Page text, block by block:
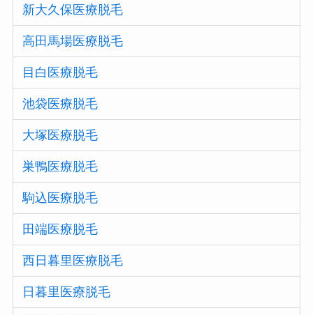
新大久保医療脱毛
高田馬場医療脱毛
目白医療脱毛
池袋医療脱毛
大塚医療脱毛
巣鴨医療脱毛
駒込医療脱毛
田端医療脱毛
西日暮里医療脱毛
日暮里医療脱毛